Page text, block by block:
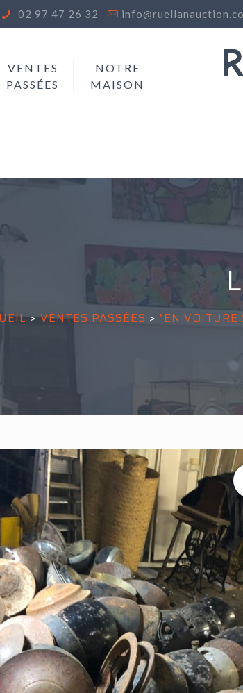
02 97 47 26 32
VENTES
PASSÉES
NOTRE
MAISON
>VENTES PASSÉES > "EN